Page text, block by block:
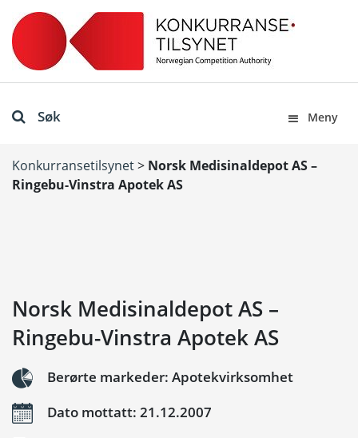
Søk Meny
Konkurransetilsynet> Norsk Medisinaldepot AS –
Ringebu-Vinstra Apotek AS
Norsk Medisinaldepot AS –
Ringebu-Vinstra Apotek AS
Berørte markeder: Apotekvirksomhet
Dato mottatt: 21.12.2007